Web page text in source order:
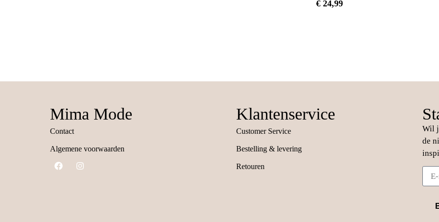
€24,99
Mima Mode
Contact
Algemene voorwaarden
Klantenservice
Customer Service
Bestelling & levering
Retouren
Wil
de